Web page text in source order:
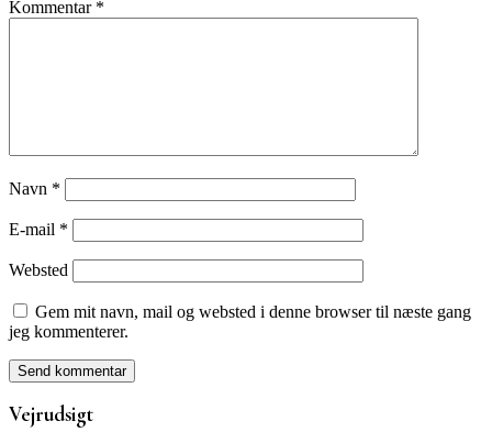
Kommentar *
Navn *
E-mail *
Websted
Gem mit navn, mail og websted i denne browser til næste gang
jeg kommenterer.
Vejrudsigt